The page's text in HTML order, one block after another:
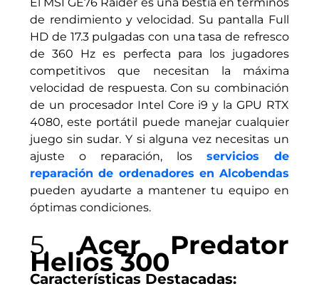
de rendimiento y velocidad. Su pantalla Full
HD de 17.3 pulgadas con una tasa de refresco
de 360 Hz es perfecta para los jugadores
competitivos que necesitan la máxima
velocidad de respuesta. Con su combinación
de un procesador Intel Core i9 y la GPU RTX
4080, este portátil puede manejar cualquier
juego sin sudar. Y si alguna vez necesitas un
ajuste o reparación, los servicios de
reparación de ordenadores en Alcobendas
pueden ayudarte a mantener tu equipo en
óptimas condiciones.
5.Acer Predator
Helios 300
Características Destacadas: